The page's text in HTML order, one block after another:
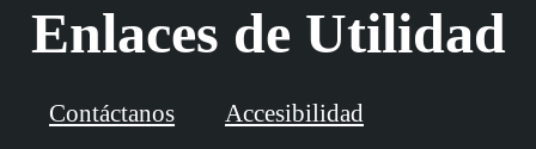
Enlaces de Utilidad
Contáctanos Accesibilidad